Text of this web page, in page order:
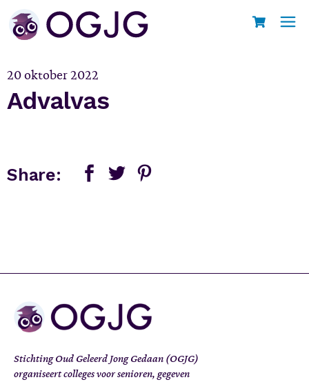
theHome Advalvas
20 oktober 2022
Advalvas
Share:
Stichting Oud Geleerd Jong Gedaan (OGJG)
organiseert colleges voor senioren, gegeven